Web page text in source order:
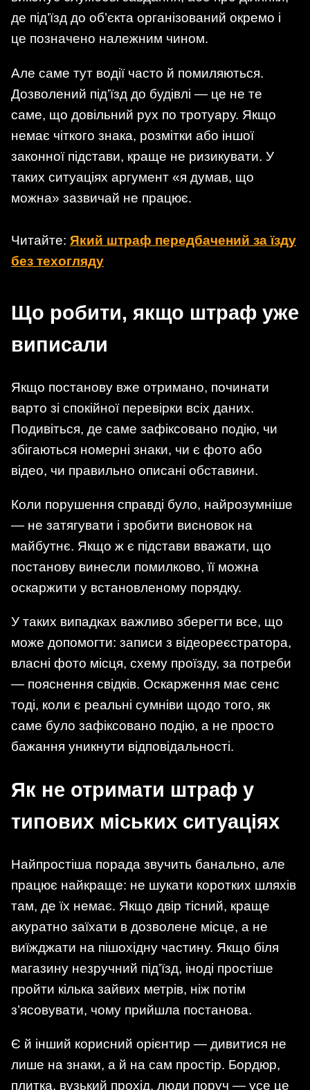
де під’їзд до об’єкта організований окремо і
це позначено належним чином.
Але саме тут водії часто й помиляються.
Дозволений під’їзд до будівлі — це не те
саме, що довільний рух по тротуару. Якщо
немає чіткого знака, розмітки або іншої
законної підстави, краще не ризикувати. У
таких ситуаціях аргумент «я думав, що
можна» зазвичай не працює.
Читайте: Який штраф передбачений за їзду
без техогляду
Що робити, якщо штраф уже
виписали
Якщо постанову вже отримано, починати
варто зі спокійної перевірки всіх даних.
Подивіться, де саме зафіксовано подію, чи
збігаються номерні знаки, чи є фото або
відео, чи правильно описані обставини.
Коли порушення справді було, найрозумніше
— не затягувати і зробити висновок на
майбутнє. Якщо ж є підстави вважати, що
постанову винесли помилково, її можна
оскаржити у встановленому порядку.
У таких випадках важливо зберегти все, що
може допомогти: записи з відеореєстратора,
власні фото місця, схему проїзду, за потреби
— пояснення свідків. Оскарження має сенс
тоді, коли є реальні сумніви щодо того, як
саме було зафіксовано подію, а не просто
бажання уникнути відповідальності.
Як не отримати штраф у
типових міських ситуаціях
Найпростіша порада звучить банально, але
працює найкраще: не шукати коротких шляхів
там, де їх немає. Якщо двір тісний, краще
акуратно заїхати в дозволене місце, а не
виїжджати на пішохідну частину. Якщо біля
магазину незручний під’їзд, іноді простіше
пройти кілька зайвих метрів, ніж потім
з’ясовувати, чому прийшла постанова.
Є й інший корисний орієнтир — дивитися не
лише на знаки, а й на сам простір. Бордюр,
плитка, вузький прохід, люди поруч — усе це